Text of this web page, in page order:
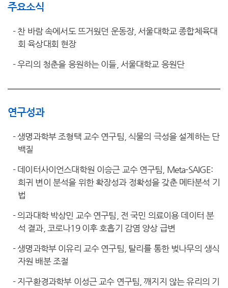
주요소식
- 찬 바람 속에서도 뜨거웠던 운동장, 서울대학교 종합체육대
회 육상대회 현장
-우리의 청춘을 응원하는 이들, 서울대학교 응원단
연구성과
- 생명과학부 조형택 교수 연구팀, 식물의 극성을 설계하는 단
백질
- 데이터사이언스대학원 이승근 교수 연구팀, Meta-SAIGE:
희귀 변이 분석을 위한 확장성과 정확성을 갖춘 메타분석 기
법
-의과대학 박상민 교수 연구팀, 전 국민 의료이용 데이터 분
석 결과, 코로나19 이후 호흡기 감염 양상 급변
- 생명과학부 이유리 교수 연구팀, 탈리를 통한 벚나무의 생식
자원 배분 조절
- 지구환경과학부 이성근 교수 연구팀, 깨지지 않는 유리의 기